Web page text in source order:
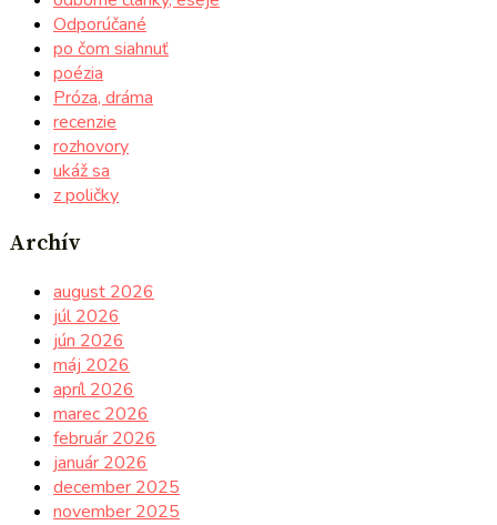
Odporúčané
po čom siahnuť
poézia
Próza, dráma
recenzie
rozhovory
ukáž sa
z poličky
Archív
august 2026
júl 2026
jún 2026
máj 2026
apríl 2026
marec 2026
február 2026
január 2026
december 2025
november 2025